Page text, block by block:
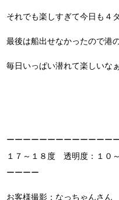
それでも楽しすぎて今日も４
最後は船出せなかったので港
毎日いっぱい潜れて楽しいな
ーーーーーーーーーーーーー
１７～１８度 透明度：１０
ーーーー
お客様撮影：なっちゃんさん